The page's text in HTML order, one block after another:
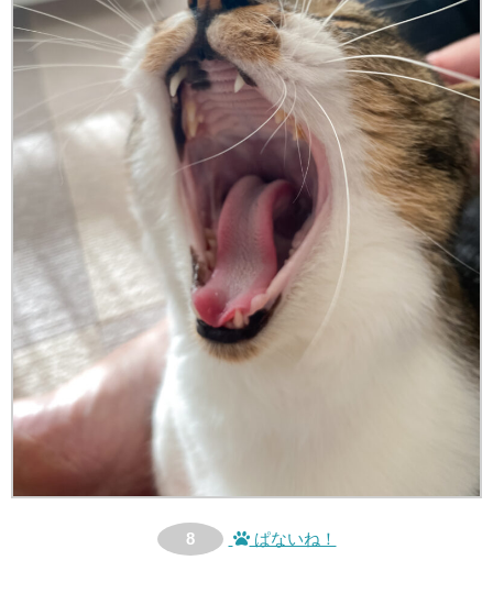
8 ぱないね！